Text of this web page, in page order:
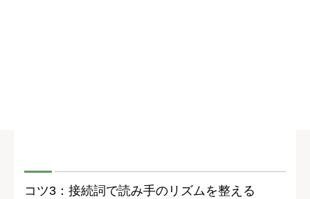
コツ3：接続詞で読み手のリズムを整える